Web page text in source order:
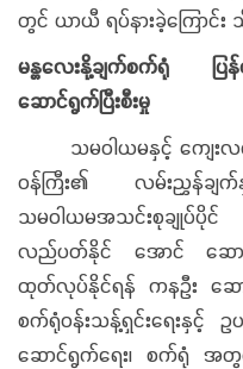
တွင် ယာယီ ရပ်နားခဲ့ကြောင်း
မန္တလေးနို့ချက်စက်ရုံ
ဆောင်ရွက်ပြီးစီးမှု
သမဝါယမနှင့် ကျေးလက်ဖွံ့
ဝန်ကြီး၏ လမ်းညွှန်ချက်
သမဝါယမအသင်းစုချုပ်ပို
လည်ပတ်နိုင် အောင် ဆောင်
ထုတ်လုပ်နိုင်ရန် ကနဦး ဆော
စက်ရုံဝန်းသန့်ရှင်းရေးနှင့် ဥ
ဆောင်ရွက်ရေး၊ စက်ရုံ အတွင်